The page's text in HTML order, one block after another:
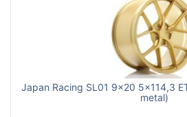
Japan Racing SL01 9x20 5x114,3
metal)